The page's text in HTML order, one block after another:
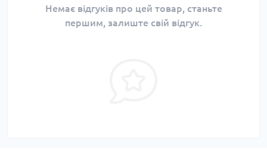
Немає відгуків про цей товар, станьте
першим, залиште свій відгук.